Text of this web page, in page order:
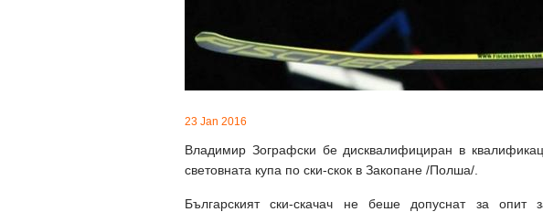
23 Jan 2016
Владимир Зографски бе дисквалифициран в
световната купа по ски-скок в Закопане /Полша/.
Българският ски-скачач не беше допуснат за опит